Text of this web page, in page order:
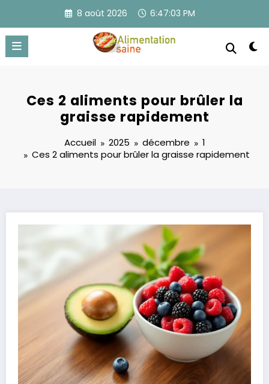
contenu
8 août 2026 6:47:03 PM
Ces 2 aliments pour brûler la
graisse rapidement
Accueil 2025 décembre
1
Ces 2 aliments pour brûler la graisse rapidement